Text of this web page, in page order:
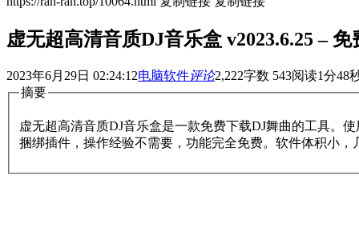
虚无超高清音质DJ音乐盒 v2023.6.25 –
2023年6月29日 02:24:12电脑软件评论2,222字数 543阅读1分48
摘要
虚无超高清音质DJ音乐盒是一款免费下载DJ舞曲的工具。
捆绑插件，操作经验不需要，功能完全免费。软件体积小，